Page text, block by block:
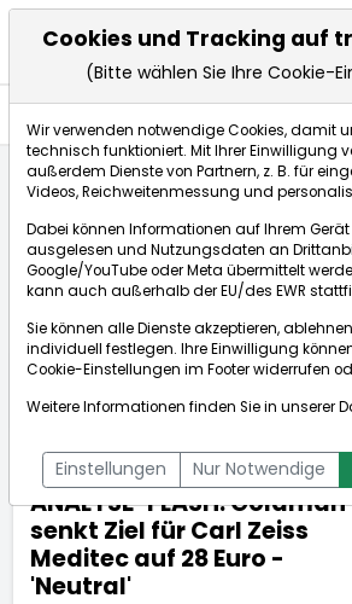
ANALYSE-FLASH: Goldman senkt Ziel
dpa-AFX Compact
ÜBERSICHT DPA-AFX PROFEED
NEWSBOT
ANALYSE-FLASH: Goldman
senkt Ziel für Carl Zeiss
Meditec auf 28 Euro -
'Neutral'
Cookies und Tracking auf
(Bitte wählen Sie Ihre Cookie-
Wir verwenden notwendige Cookies, damit
technisch funktioniert. Mit Ihrer Einwilligung
außerdem Dienste von Partnern, z. B. für
Videos, Reichweitenmessung und
Dabei können Informationen auf Ihrem
ausgelesen und Nutzungsdaten an
Google/YouTube oder Meta übermittelt
kann auch außerhalb der EU/des EWR
Sie können alle Dienste akzeptieren,
individuell festlegen. Ihre Einwilligung
Cookie-Einstellungen im Footer widerrufen
Weitere Informationen finden Sie in unserer
Einstellungen Nur Notwendige